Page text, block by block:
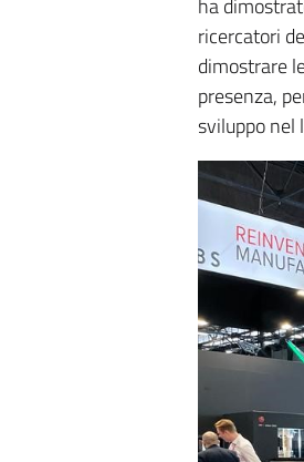
ricercatori
dimostrare
presenza,
sviluppo nel